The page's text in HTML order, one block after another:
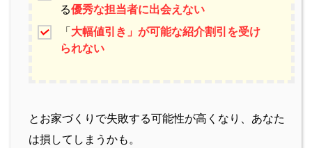
る優秀な担当者に出会えない
「大幅値引き」が可能な紹介割引を受け
られない
とお家づくりで失敗する可能性が高くなり、あなた
は損してしまうかも。